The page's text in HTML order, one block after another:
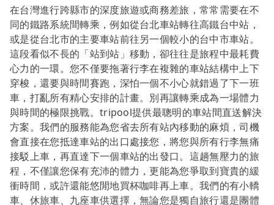
在台灣進行跨縣市的深度旅遊或商務差旅，常常需要在不
同的鐵路系統間轉乘，例如從台北車站轉往高鐵台中站，
或是從台北市的主要車站前往另一個較小的台中市車站。
這段看似不長的「站到站」移動，卻往往是旅程中最耗費
心力的一環。您不僅要拖著行李在複雜的車站結構中上下
穿梭，還要與時間賽跑，深怕一個不小心就錯過了下一班
車，打亂所有精心安排的計畫。別再讓轉乘成為一場體力
與時間的極限挑戰。tripool提供最聰明的車站間直送解決
方案。我們的服務能為您省去所有站內移動的麻煩，司機
會直接在您抵達車站的出口處接您，將您與所有行李無痛
接駁上車，再直達下一個車站的出發口。這趟無壓力的旅
程，不僅讓您保有充沛的體力，更能為您爭取到寶貴的緩
衝時間，或許還能悠閒地買杯咖啡再上車。我們的有小轎
車、休旅車、九座車供選擇，無論您是獨自旅行還是團體